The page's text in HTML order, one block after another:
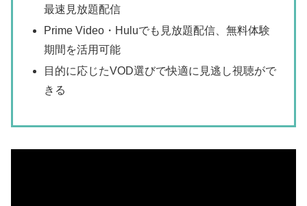
最速見放題配信
Prime Video・Huluでも見放題配信、無料体験
期間を活用可能
目的に応じたVOD選びで快適に見逃し視聴がで
きる